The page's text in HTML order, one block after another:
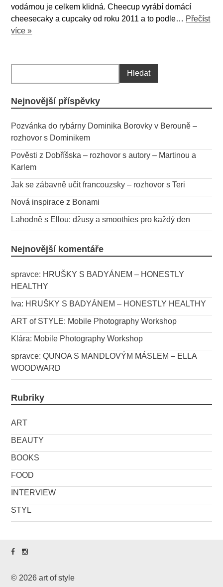
vodárnou je celkem klidná. Cheecup vyrábí domácí
cheesecaky a cupcaky od roku 2011 a to podle… Přečíst
více »
Nejnovější příspěvky
Pozvánka do rybárny Dominika Borovky v Berouně –
rozhovor s Dominikem
Pověsti z Dobříšska – rozhovor s autory – Martinou a
Karlem
Jak se zábavně učit francouzsky – rozhovor s Teri
Nová inspirace z Bonami
Lahodně s Ellou: džusy a smoothies pro každý den
Nejnovější komentáře
spravce: HRUŠKY S BADYÁNEM – HONESTLY
HEALTHY
Iva: HRUŠKY S BADYÁNEM – HONESTLY HEALTHY
ART of STYLE: Mobile Photography Workshop
Klára: Mobile Photography Workshop
spravce:QUNOA S MANDLOVÝM MÁSLEM – ELLA
WOODWARD
Rubriky
ART
BEAUTY
BOOKS
FOOD
INTERVIEW
STYL
© 2026 art of style